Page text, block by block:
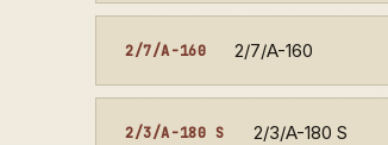
2/7/A-160 2/7/A-160
2/3/A-180 S 2/3/A-180 S